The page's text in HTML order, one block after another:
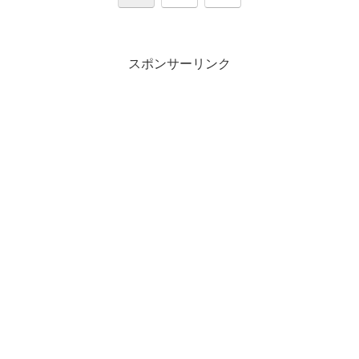
スポンサーリンク